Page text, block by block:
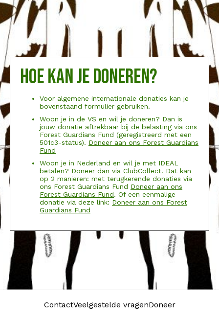
Hoe kan je doneren?
Voor algemene internationale donaties kan je
bovenstaand formulier gebruiken.
Woon je in de VS en wil je doneren? Dan is
jouw donatie aftrekbaar bij de belasting via ons
Forest Guardians Fund (geregistreerd met een
501c3-status). Doneer aan ons Forest Guardians
Fund
Woon je in Nederland en wil je met IDEAL
betalen? Doneer dan via ClubCollect. Dat kan
op 2 manieren: met terugkerende donaties via
ons Forest Guardians Fund Doneer aan ons
Forest Guardians Fund. Of een eenmalige
donatie via deze link: Doneer aan ons Forest
Guardians Fund
ContactVeelgestelde vragenDoneer